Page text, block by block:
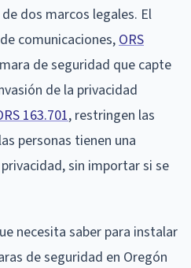
dos marcos legales. El
comunicaciones, ORS
de seguridad que capte
de la privacidad
163.701, restringen las
personas tienen una
sin importar si se
necesita saber para instalar
de seguridad en Oregón